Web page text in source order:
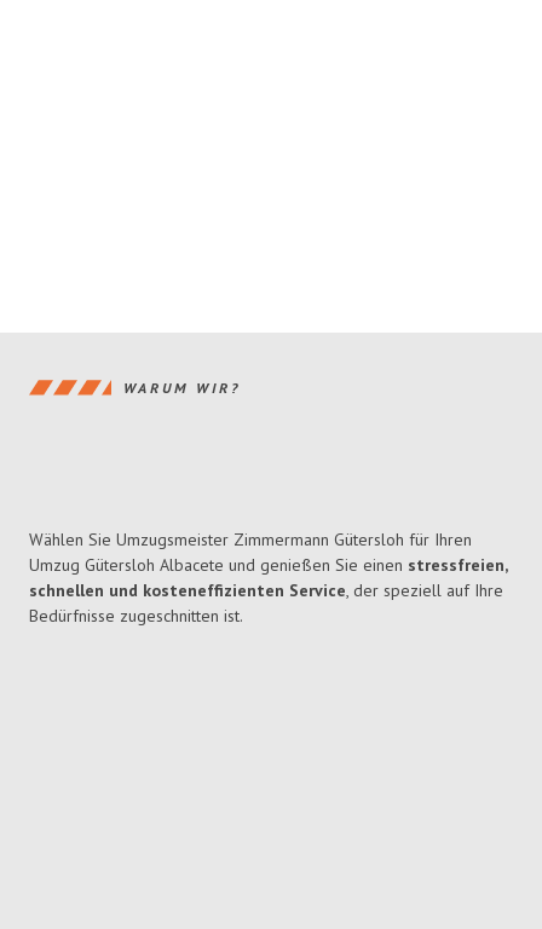
WARUM WIR?
Wählen Sie Umzugsmeister Zimmermann Gütersloh für Ihren
Umzug Gütersloh Albacete und genießen Sie einen stressfreien,
schnellen und kosteneffizienten Service, der speziell auf Ihre
Bedürfnisse zugeschnitten ist.